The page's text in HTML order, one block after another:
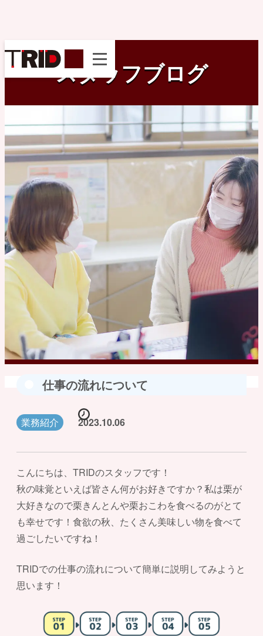
instagram
スタッフブログ
仕事の流れについて
業務紹介 2023.10.06
こんにちは、TRIDのスタッフです！
秋の味覚といえば皆さん何がお好きですか？私は栗が
大好きなので栗きんとんや栗おこわを食べるのがとて
も幸せです！食欲の秋、たくさん美味しい物を食べて
過ごしたいですね！
TRIDでの仕事の流れについて簡単に説明してみようと
思います！